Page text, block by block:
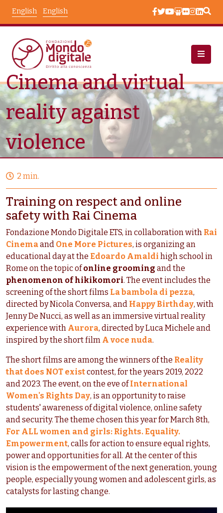
English
English
Events Node View
Cinema and virtual
reality against
violence
2 min.
Training on respect and online
safety with Rai Cinema
Fondazione Mondo Digitale ETS, in collaboration with Rai
Cinemaand One More Pictures, is organizing an
educational day at the Edoardo Amaldi high school in
Rome on the topic ofonline grooming and the
phenomenon of hikikomori. The event includes the
screening of the short films La bambola di pezza,
directed by Nicola Conversa, and Happy Birthday, with
Jenny De Nucci, as well as an immersive virtual reality
experience with Aurora, directed by Luca Michele and
inspired by the short film A voce nuda.
The short films are among the winners of the Reality
that does NOT existcontest, for the years 2019, 2022
and 2023. The event, on the eve ofInternational
Women's Rights Day, is an opportunity to raise
students' awareness of digital violence, online safety
and security. The theme chosen this year for March 8th,
For ALL women and girls: Rights. Equality.
Empowerment, calls for action to ensure equal rights,
power and opportunities for all. At the center of this
vision is the empowerment of the next generation, young
people, especially young women and adolescent girls, as
catalysts for lasting change.